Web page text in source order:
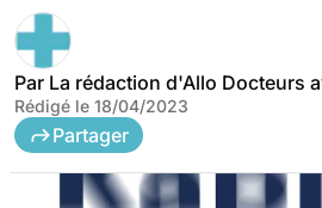
Par La rédaction d'Allo Docteurs
Rédigé le 18/04/2023
Partager